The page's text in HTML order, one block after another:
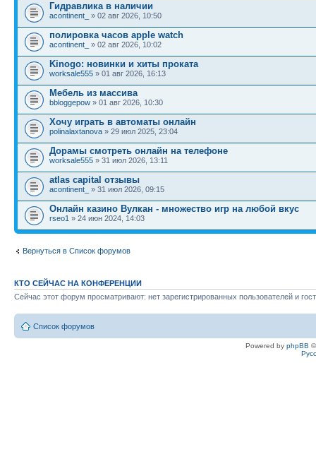
Гидравлика в наличии
acontinent_ » 02 авг 2026, 10:50
полировка часов apple watch
acontinent_ » 02 авг 2026, 10:02
Kinogo: новинки и хиты проката
worksale555 » 01 авг 2026, 16:13
Мебель из массива
bbloggepow » 01 авг 2026, 10:30
Хочу играть в автоматы онлайн
polinalaxtanova » 29 июл 2025, 23:04
Дорамы смотреть онлайн на телефоне
worksale555 » 31 июл 2026, 13:11
atlas capital отзывы
acontinent_ » 31 июл 2026, 09:15
Онлайн казино Вулкан - множество игр на любой вкус
rseo1 » 24 июн 2024, 14:03
Вернуться в Список форумов
КТО СЕЙЧАС НА КОНФЕРЕНЦИИ
Сейчас этот форум просматривают: нет зарегистрированных пользователей и
Список форумов
Powered by phpBB